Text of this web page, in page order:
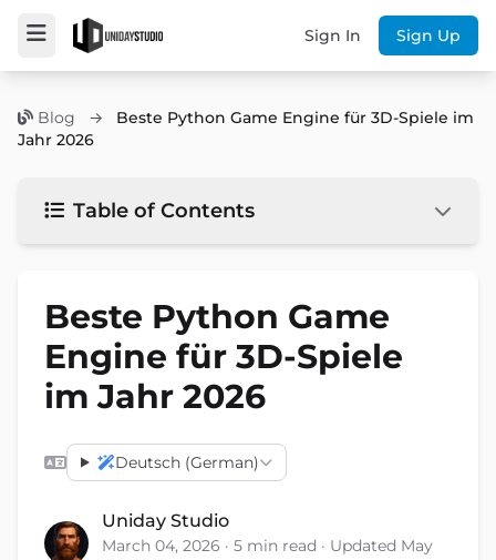
Sign In Sign Up
Blog →
Beste Python Game Engine für 3D-Spiele im
Jahr 2026
Table of Contents
Beste Python Game
Engine für 3D-Spiele
im Jahr 2026
Deutsch (German)
Uniday Studio
March 04, 2026 · 5 min read · Updated May